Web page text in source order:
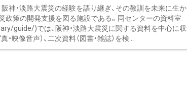
神・淡路大震災の経験を語り継ぎ、その教訓を未来に生
政策の開発支援を図る施設である。同センターの資料室
guide/)では、阪神・淡路大震災に関する資料を中心に収
・映像音声）、二次資料（図書・雑誌）を検...